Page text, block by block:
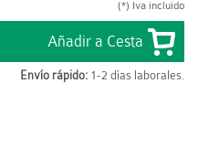
(*) Iva incluido
Envío rápido: 1-2 días laborales.